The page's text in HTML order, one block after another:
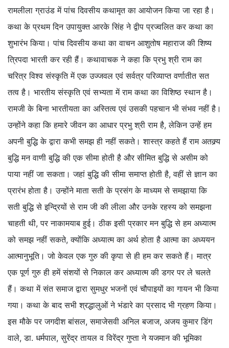
रामलीला ग्राउंड में पांच दिवसीय कथामृत का आयोजन किया जा रहा है।
कथा के प्रथम दिन उपायुक्त आरके सिंह ने द्वीप प्रज्वलित कर कथा का
शुभारंभ किया। पांच दिवसीय कथा का वाचन आशुतोष महाराज की शिष्य
त्रिपदा भारती कर रही हैं। कथावाचक ने कहा कि प्रभु श्री राम का
चरित्र विश्व संस्कृति में एक उज्जवल एवं सर्वत्र परिव्याप्त वर्णातीत सत
तत्व है। भारतीय संस्कृति एवं सभ्यता में राम कथा का विशिष्ठ स्थान है।
रामजी के बिना भारतीयता का अस्तित्व एवं उसकी पहचान भी संभव नहीं है।
उन्होंने कहा कि हमारे जीवन का आधार प्रभु श्री राम है, लेकिन उन्हें हम
अपनी बुद्धि के द्वारा कभी समझ ही नहीं सकते। शास्त्र कहते हैं राम अतक्र्य
बुद्धि मन वाणी बुद्धि की एक सीमा होती है और सीमित बुद्धि से असीम को
पाया नहीं जा सकता। जहां बुद्धि की सीमा समाप्त होती है, वहीं से ज्ञान का
प्रारंभ होता है। उन्होंने माता सती के प्रसंग के माध्यम से समझाया कि
सती बुद्धि से इन्द्रियों से राम जी की लीला और उनके रहस्य को समझना
चाहती थी, पर नाकामयाब हुई। ठीक इसी प्रकार मन बुद्धि से हम अध्यात्म
को समझ नहीं सकते, क्योंकि अध्यात्म का अर्थ होता है आत्मा का अध्ययन
आत्मानुभूति। जो केवल एक गुरु की कृपा से ही हम कर सकते हैं। मात्र
एक पूर्ण गुरु ही हमें संशयों से निकाल कर अध्यात्म की डगर पर ले चलते
हैं। कथा में संत समाज द्वारा सुमधुर भजनों एवं चौपाइयों का गायन भी किया
गया। कथा के बाद सभी श्रद्धालुओं ने भंडारे का प्रसाद भी ग्रहण किया।
इस मौके पर जगदीश बांसल, समाजेसवी अनिल बजाज, अजय कुमार डिंग
वाले, डा. धर्मपाल, सुरेंद्र तायल व विरेंद्र गुप्ता ने यजमान की भूमिका